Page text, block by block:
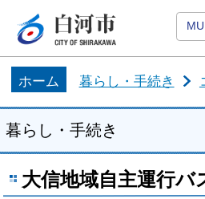
ホーム 暮らし・手続き
暮らし・手続き
大信地域自主運行バ